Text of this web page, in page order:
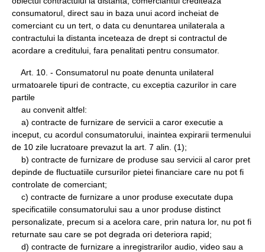
consumatorul, direct sau in baza unui acord incheiat de
comerciant cu un tert, o data cu denuntarea unilaterala a
contractului la distanta inceteaza de drept si contractul de
acordare a creditului, fara penalitati pentru consumator.
Art. 10. - Consumatorul nu poate denunta unilateral
urmatoarele tipuri de contracte, cu exceptia cazurilor in care
partile
au convenit altfel:
a) contracte de furnizare de servicii a caror executie a
inceput, cu acordul consumatorului, inaintea expirarii termenului
de 10 zile lucratoare prevazut la art. 7 alin. (1);
b) contracte de furnizare de produse sau servicii al caror pret
depinde de fluctuatiile cursurilor pietei financiare care nu pot fi
controlate de comerciant;
c) contracte de furnizare a unor produse executate dupa
specificatiile consumatorului sau a unor produse distinct
personalizate, precum si a acelora care, prin natura lor, nu pot fi
returnate sau care se pot degrada ori deteriora rapid;
d) contracte de furnizare a inregistrarilor audio, video sau a